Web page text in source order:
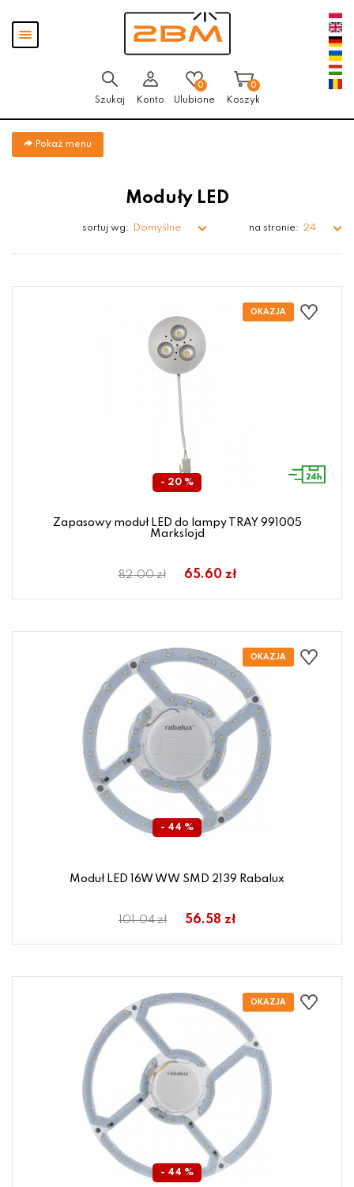
Pokaż
menu
Szukaj Konto
0
Ulubione
0
Koszyk
Pokaż menu
Moduły LED
sortuj wg: Domyślne na stronie: 24
- 20 %
Zapasowy moduł LED do lampy TRAY 991005
Markslojd
82.00 zł 65.60 zł
- 44 %
Moduł LED 16W WW SMD 2139 Rabalux
101.04 zł 56.58 zł
- 44 %